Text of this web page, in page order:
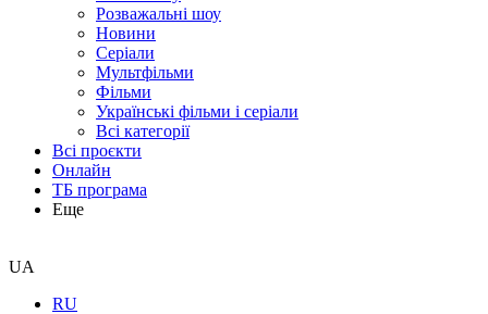
Розважальні шоу
Новини
Серіали
Мультфільми
Фільми
Українські фільми і серіали
Всі категорії
Всі проєкти
Онлайн
ТБ програма
Еще
UA
RU